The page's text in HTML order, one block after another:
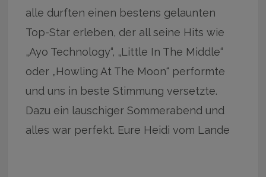
alle durften einen bestens gelaunten
Top-Star erleben, der all seine Hits wie
„Ayo Technology“, „Little In The Middle“
oder „Howling At The Moon“ performte
und uns in beste Stimmung versetzte.
Dazu ein lauschiger Sommerabend und
alles war perfekt. Eure Heidi vom Lande